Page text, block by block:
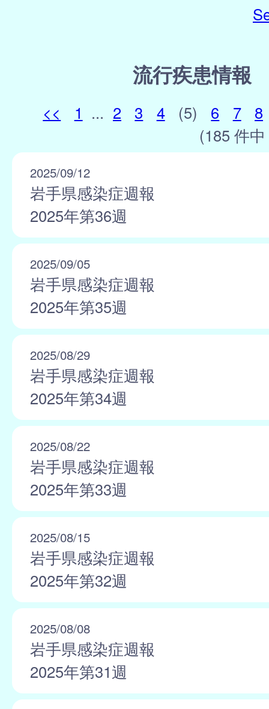
流行疾患情報
<< 1 ... 2 3 4 (5) 6 7
8
(185 件
2025/09/12
岩手県感染症週報
2025年第36週
2025/09/05
岩手県感染症週報
2025年第35週
2025/08/29
岩手県感染症週報
2025年第34週
2025/08/22
岩手県感染症週報
2025年第33週
2025/08/15
岩手県感染症週報
2025年第32週
2025/08/08
岩手県感染症週報
2025年第31週